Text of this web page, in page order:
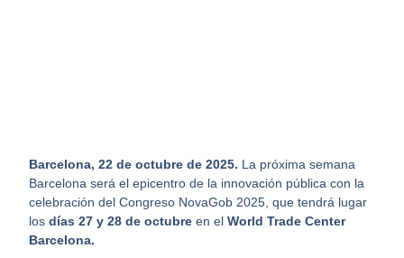
Barcelona, 22 de octubre de 2025. La próxima semana
Barcelona será el epicentro de la innovación pública con la
celebración del Congreso NovaGob 2025, que tendrá lugar
losdías 27 y 28 de octubre en elWorld Trade Center
Barcelona.